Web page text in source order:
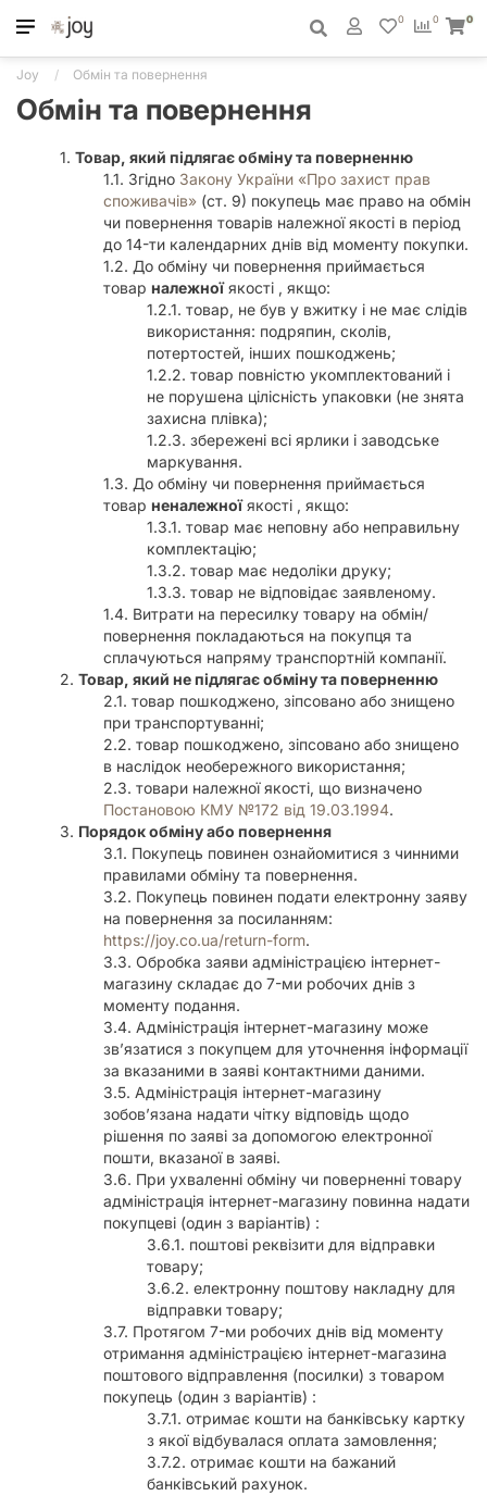
0
0 0
Joy Обмін та повернення
Обмін та повернення
Товар, який підлягає обміну та поверненню
Згідно Закону України «Про захист прав
споживачів» (ст. 9) покупець має право на обмін
чи повернення товарів належної якості в період
до 14-ти календарних днів від моменту покупки.
До обміну чи повернення приймається
товар належноїякості , якщо:
товар, не був у вжитку і не має слідів
використання: подряпин, сколів,
потертостей, інших пошкоджень;
товар повністю укомплектований і
не порушена цілісність упаковки (не знята
захисна плівка);
збережені всі ярлики і заводське
маркування.
До обміну чи повернення приймається
товар неналежноїякості , якщо:
товар має неповну або неправильну
комплектацію;
товар має недоліки друку;
товар не відповідає заявленому.
Витрати на пересилку товару на обмін/
повернення покладаються на покупця та
сплачуються напряму транспортній компанії.
Товар, який не підлягає обміну та поверненню
товар пошкоджено, зіпсовано або знищено
при транспортуванні;
товар пошкоджено, зіпсовано або знищено
в наслідок необережного використання;
товари належної якості, що визначено
Постановою КМУ №172 від 19.03.1994.
Порядок обміну або повернення
Покупець повинен ознайомитися з чинними
правилами обміну та повернення.
Покупець повинен подати електронну заяву
на повернення за посиланням:
https://joy.co.ua/return-form.
Обробка заяви адміністрацією інтернет-
магазину складає до 7-ми робочих днів з
моменту подання.
Адміністрація інтернет-магазину може
звʼязатися з покупцем для уточнення інформації
за вказаними в заяві контактними даними.
Адміністрація інтернет-магазину
зобовʼязана надати чітку відповідь щодо
рішення по заяві за допомогою електронної
пошти, вказаної в заяві.
При ухваленні обміну чи поверненні товару
адміністрація інтернет-магазину повинна надати
покупцеві (один з варіантів) :
поштові реквізити для відправки
товару;
електронну поштову накладну для
відправки товару;
Протягом 7-ми робочих днів від моменту
отримання адміністрацією інтернет-магазина
поштового відправлення (посилки) з товаром
покупець (один з варіантів) :
отримає кошти на банківську картку
з якої відбувалася оплата замовлення;
отримає кошти на бажаний
банківський рахунок.